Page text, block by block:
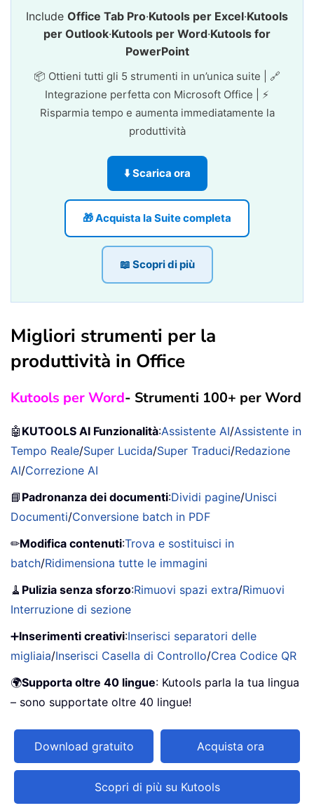
Include Office Tab Pro·Kutools per Excel·Kutools
per Outlook·Kutools per Word·Kutools for
PowerPoint
📦 Ottieni tutti gli 5 strumenti in un’unica suite | 🔗
Integrazione perfetta con Microsoft Office | ⚡
Risparmia tempo e aumenta immediatamente la
produttività
⬇️ Scarica ora
🎁 Acquista la Suite completa
📖 Scopri di più
Migliori strumenti per la
produttività in Office
Kutools per Word- Strumenti 100+ per Word
🤖 KUTOOLS AI Funzionalità:Assistente AI/Assistente in
Tempo Reale/Super Lucida/Super Traduci/Redazione
AI/Correzione AI
📘 Padronanza dei documenti:Dividi pagine/Unisci
Documenti/Conversione batch in PDF
✏Modifica contenuti:Trova e sostituisci in
batch/Ridimensiona tutte le immagini
🧹 Pulizia senza sforzo:Rimuovi spazi extra/Rimuovi
Interruzione di sezione
➕Inserimenti creativi:Inserisci separatori delle
migliaia/Inserisci Casella di Controllo/Crea Codice QR
🌍Supporta oltre 40 lingue: Kutools parla la tua lingua
– sono supportate oltre 40 lingue!
Download gratuito Acquista ora
Scopri di più su Kutools